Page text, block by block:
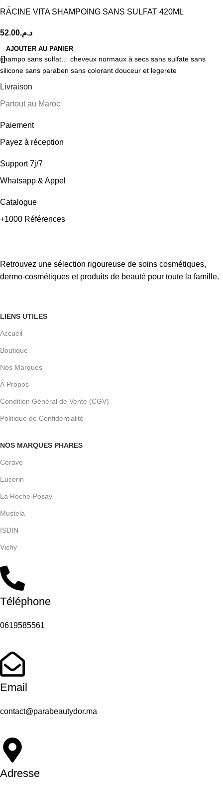
RACINE VITA SHAMPOING SANS SULFAT 420ML
د.م.52.00
AJOUTER AU PANIER
shampo sans sulfat… cheveux normaux à secs sans sulfate sans
silicone sans paraben sans colorant douceur et legerete
Livraison
Partout au Maroc
Paiement
Payez à réception
Support 7j/7
Whatsapp & Appel
Catalogue
+1000 Références
Retrouvez une sélection rigoureuse de soins cosmétiques,
dermo-cosmétiques et produits de beauté pour toute la famille.
LIENS UTILES
Accueil
Boutique
Nos Marques
À Propos
Condition Général de Vente (CGV)
Politique de Confidentialité
NOS MARQUES PHARES
Cerave
Eucerin
La Roche-Posay
Mustela
ISDIN
Vichy
Téléphone
0619585561
Email
contact@parabeautydor.ma
Adresse